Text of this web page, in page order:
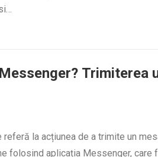
Trimiterea
la acțiunea de a trimite un
folosind aplicația Messenger, care